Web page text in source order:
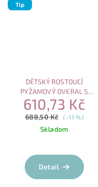
Tip
DĚTSKÝ ROSTOUCÍ
PYŽAMOVÝ OVERAL S
MAGNETICKÝM ZAPÍNÁNÍM –
JELEN A STROM
610,73 Kč
688,50 Kč (–11 %)
Skladom
hodnocení
produktu
Detail